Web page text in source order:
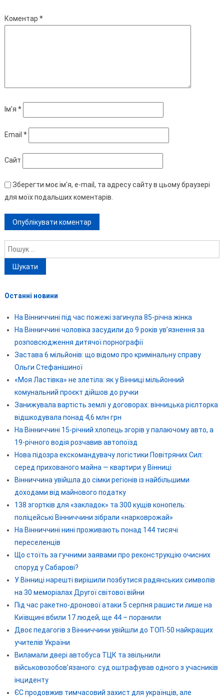
Коментар *
Ім'я *
Email *
Сайт
Зберегти моє ім'я, e-mail, та адресу сайту в цьому браузері
для моїх подальших коментарів.
Пошук:
Останні новини
На Вінниччині під час пожежі загинула 85-річна жінка
На Вінниччині чоловіка засудили до 9 років ув’язнення за
розповсюдження дитячої порнографії
Застава 6 мільйонів: що відомо про кримінальну справу
Ольги Стефанішиної
«Моя Ластівка» не злетіла: як у Вінниці мільйонний
комунальний проєкт дійшов до ручки
Занижувала вартість землі у договорах: вінницька рієлторка
відшкодувала понад 4,6 млн грн
На Вінниччині 15-річний хлопець згорів у палаючому авто, а
19-річного водія розчавив автопоїзд
Нова підозра екскомандувачу логістики Повітряних Сил:
серед прихованого майна — квартири у Вінниці
Вінниччина увійшла до сімки регіонів із найбільшими
доходами від майнового податку
138 згортків для «закладок» та 300 кущів конопель:
поліцейські Вінниччини зібрали «нарковрожай»
На Вінниччині нині проживають понад 144 тисячі
переселенців
Що стоїть за гучними заявами про реконструкцію очисних
споруд у Сабарові?
У Вінниці нарешті вирішили позбутися радянських символів
на 30 меморіалах Другої світової війни
Під час ракетно-дронової атаки 5 серпня рашисти лише на
Київщині вбили 17 людей, ще 44 – поранили
Двоє педагогів з Вінниччини увійшли до ТОП-50 найкращих
учителів України
Виламали двері автобуса ТЦК та звільнили
військовозобов’язаного: суд оштрафував одного з учасників
інциденту
ЄС продовжив тимчасовий захист для українців, але